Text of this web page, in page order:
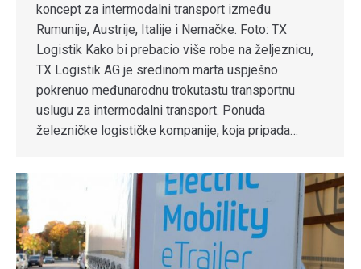
koncept za intermodalni transport između
Rumunije, Austrije, Italije i Nemačke. Foto: TX
Logistik Kako bi prebacio više robe na željeznicu,
TX Logistik AG je sredinom marta uspješno
pokrenuo međunarodnu trokutastu transportnu
uslugu za intermodalni transport. Ponuda
železničke logističke kompanije, koja pripada…